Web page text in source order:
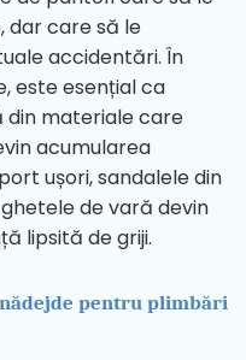
dar care să le
accidentări. În
este esențial ca
materiale care
acumularea
ușori, sandalele din
de vară devin
lipsită de griji.
pentru plimbări